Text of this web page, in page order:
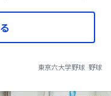
東京六大学野球 野球